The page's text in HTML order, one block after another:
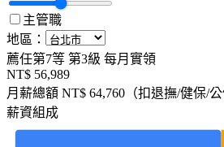
主管職
地區：
薦任第7等 第3級 每月實領
NT$ 56,989
月薪總額 NT$ 64,760 （扣退撫/健保/公
薪資組成